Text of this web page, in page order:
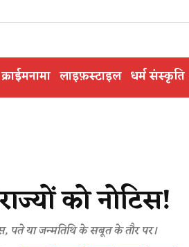
क्राईमनामा लाइफ़स्टाइल धर्म संस्कृति
को नोटिस!
पते या जन्मतिथि के सबूत के तौर पर।